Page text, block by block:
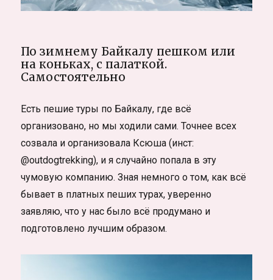
По зимнему Байкалу пешком или
на коньках, с палаткой.
Самостоятельно
Есть пешие туры по Байкалу, где всё
организовано, но мы ходили сами. Точнее всех
созвала и организовала Ксюша (инст:
@outdogtrekking), и я случайно попала в эту
чумовую компанию. Зная немного о том, как всё
бывает в платных пеших турах, уверенно
заявляю, что у нас было всё продумано и
подготовлено лучшим образом.